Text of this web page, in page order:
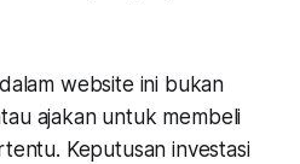
website ini bukan
ajakan untuk membeli
Keputusan investasi